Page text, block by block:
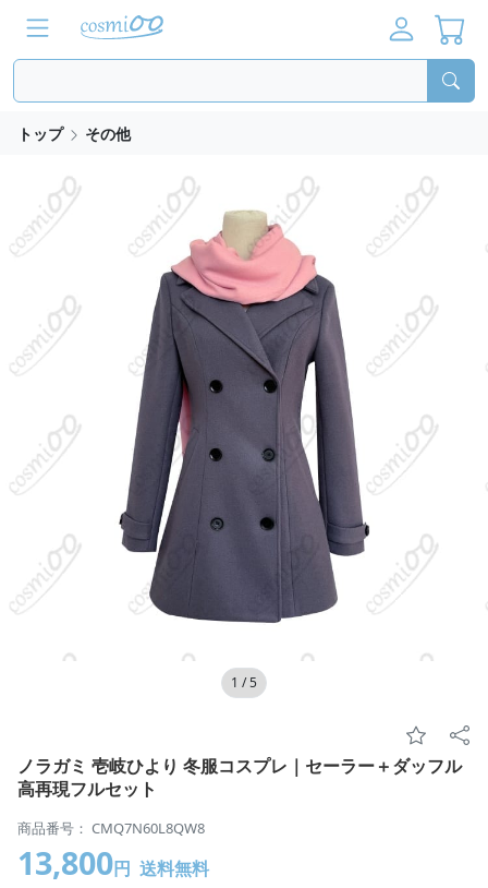
トップ その他
1 /5
ノラガミ 壱岐ひより 冬服コスプレ｜セーラー＋ダッフル
高再現フルセット
商品番号： CMQ7N60L8QW8
13,800円 送料無料